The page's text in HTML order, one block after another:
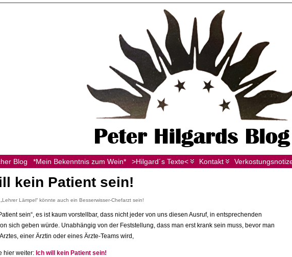
Blog *Mein Bekenntnis zum Wein* >Hilgard´s Texte< Kontakt
kein Patient sein!
Lämpel“ könnte auch ein Besserwisser-Chefarzt sein!
sein“, es ist kaum vorstellbar, dass nicht jeder von uns diesen Ausruf, in entsprechenden
sich geben würde. Unabhängig von der Feststellung, dass man erst krank sein muss, bevor man
einer Ärztin oder eines Ärzte-Teams wird,
hier weiter: Ich will kein Patient sein!